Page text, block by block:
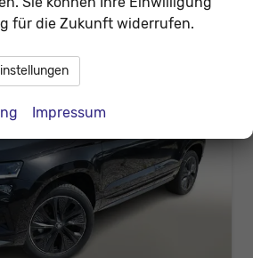
für die Zukunft widerrufen.
Impressum